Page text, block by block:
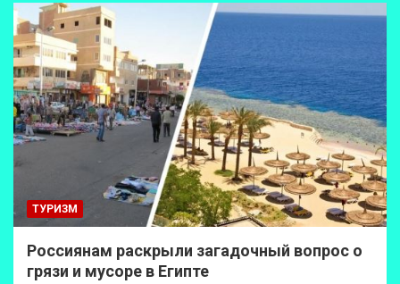
ТУРИЗМ
Россиянам раскрыли загадочный вопрос о
грязи и мусоре в Египте